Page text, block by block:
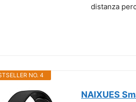
distanza
NO. 4
NAIXUES